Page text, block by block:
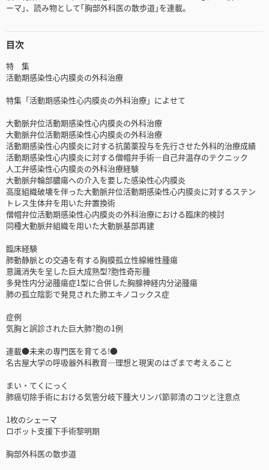
ーマ｣、読み物として｢胸部外科医の散歩道｣を連載。
目次
特 集
活動期感染性心内膜炎の外科治療
特集「活動期感染性心内膜炎の外科治療」によせて
大動脈弁位活動期感染性心内膜炎の外科治療
大動脈弁位活動期感染性心内膜炎の外科治療
活動期感染性心内膜炎に対する抗菌薬投与を先行させた外科的治療成績
活動期感染性心内膜炎に対する僧帽弁手術―自己弁温存のテクニック
人工弁感染性心内膜炎の外科治療経験
大動脈弁輪部膿瘍への介入を要した感染性心内膜炎
高度組織破壊を伴った大動脈弁位活動期感染性心内膜炎に対するステン
トレス生体弁を用いた弁置換術
僧帽弁位活動期感染性心内膜炎の外科治療における臨床的検討
同種大動脈弁組織を用いた大動脈基部再建
臨床経験
肺動静脈との交通を有する胸膜孤立性線維性腫瘍
意識消失を呈した巨大成熟型?胞性奇形腫
多発性内分泌腫瘍症1型に合併した胸腺神経内分泌腫瘍
肺の孤立陰影で発見された肺エキノコックス症
症例
気胸と誤診された巨大肺?胞の1例
連載●未来の専門医を育てる!●
名古屋大学の呼吸器外科教育―理想と現実のはざまで考えること
まい・てくにっく
肺癌切除手術における気管分岐下腫大リンパ節郭清のコツと注意点
1枚のシェーマ
ロボット支援下手術黎明期
胸部外科医の散歩道